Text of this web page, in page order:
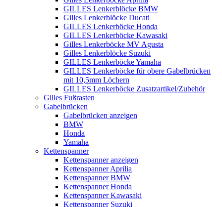
GILLES Lenkerblöcke BMW
Gilles Lenkerblöcke Ducati
GILLES Lenkerböcke Honda
GILLES Lenkerböcke Kawasaki
Gilles Lenkerböcke MV Agusta
Gilles Lenkerblöcke Suzuki
GILLES Lenkerböcke Yamaha
GILLES Lenkerböcke für obere Gabelbrücken
mit 10,5mm Löchern
GILLES Lenkerböcke Zusatzartikel/Zubehör
Gilles Fußrasten
Gabelbrücken
Gabelbrücken anzeigen
BMW
Honda
Yamaha
Kettenspanner
Kettenspanner anzeigen
Kettenspanner Aprilia
Kettenspanner BMW
Kettenspanner Honda
Kettenspanner Kawasaki
Kettenspanner Suzuki